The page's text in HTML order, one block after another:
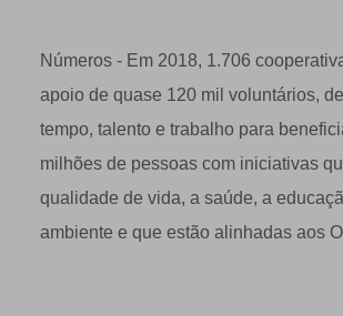
Números - Em 2018, 1.706
apoio de quase 120 mil voluntários,
tempo, talento e trabalho para
milhões de pessoas com iniciativas
qualidade de vida, a saúde, a
ambiente e que estão alinhadas aos